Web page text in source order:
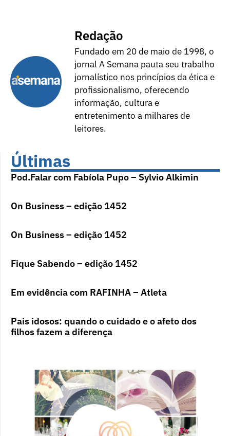
Redação
Fundado em 20 de maio de 1998, o
jornal A Semana pauta seu trabalho
jornalístico nos princípios da ética e
profissionalismo, oferecendo
informação, cultura e
entretenimento a milhares de
leitores.
Últimas
Pod.Falar com Fabíola Pupo – Sylvio Alkimin
On Business – edição 1452
On Business – edição 1452
Fique Sabendo – edição 1452
Em evidência com RAFINHA – Atleta
Pais idosos: quando o cuidado e o afeto dos
filhos fazem a diferença